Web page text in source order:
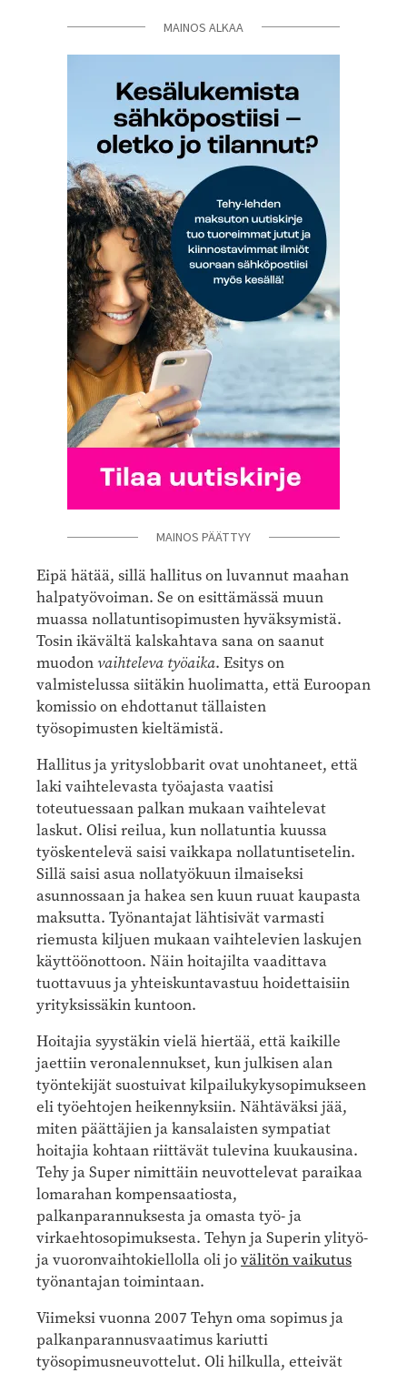
MAINOS ALKAA
MAINOS PÄÄTTYY
Eipä hätää, sillä hallitus on luvannut maahan
halpatyövoiman. Se on esittämässä muun
muassa nollatuntisopimusten hyväksymistä.
Tosin ikävältä kalskahtava sana on saanut
muodonvaihteleva työaika. Esitys on
valmistelussa siitäkin huolimatta, että Euroopan
komissio on ehdottanut tällaisten
työsopimusten kieltämistä.
Hallitus ja yrityslobbarit ovat unohtaneet, että
laki vaihtelevasta työajasta vaatisi
toteutuessaan palkan mukaan vaihtelevat
laskut. Olisi reilua, kun nollatuntia kuussa
työskentelevä saisi vaikkapa nollatuntisetelin.
Sillä saisi asua nollatyökuun ilmaiseksi
asunnossaan ja hakea sen kuun ruuat kaupasta
maksutta. Työnantajat lähtisivät varmasti
riemusta kiljuen mukaan vaihtelevien laskujen
käyttöönottoon. Näin hoitajilta vaadittava
tuottavuus ja yhteiskuntavastuu hoidettaisiin
yrityksissäkin kuntoon.
Hoitajia syystäkin vielä hiertää, että kaikille
jaettiin veronalennukset, kun julkisen alan
työntekijät suostuivat kilpailukykysopimukseen
eli työehtojen heikennyksiin. Nähtäväksi jää,
miten päättäjien ja kansalaisten sympatiat
hoitajia kohtaan riittävät tulevina kuukausina.
Tehy ja Super nimittäin neuvottelevat paraikaa
lomarahan kompensaatiosta,
palkanparannuksesta ja omasta työ- ja
virkaehtosopimuksesta. Tehyn ja Superin ylityö-
ja vuoronvaihtokiellolla oli jovälitön vaikutus
työnantajan toimintaan.
Viimeksi vuonna 2007 Tehyn oma sopimus ja
palkanparannusvaatimus kariutti
työsopimusneuvottelut. Oli hilkulla, etteivät